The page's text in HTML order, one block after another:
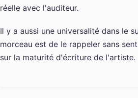
réelle avec l'auditeur.
Il y a aussi une universalité dans le
morceau est de le rappeler sans
sur la maturité d'écriture de l'artiste.